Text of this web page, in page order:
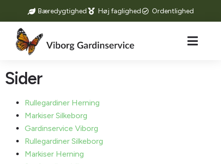
Bæredygtighed Høj faglighed Ordentlighed
Sider
Rullegardiner Herning
Markiser Silkeborg
Gardinservice Viborg
Rullegardiner Silkeborg
Markiser Herning